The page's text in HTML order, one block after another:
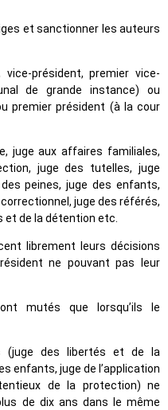
et sanctionner les auteurs
président, premier vice-
de grande instance) ou
premier président (à la cour
juge aux affaires familiales,
juge des tutelles, juge
peines, juge des enfants,
juge des référés,
et de la détention etc.
librement leurs décisions
ne pouvant pas leur
mutés que lorsqu’ils le
(juge des libertés et de la
enfants, juge de l’application
de la protection) ne
de dix ans dans le même